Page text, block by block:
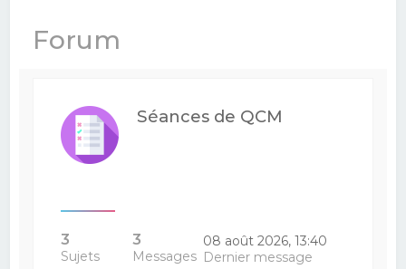
Forum
Séances de QCM
3
Sujets
3
Messages
08 août 2026, 13:40
Dernier message